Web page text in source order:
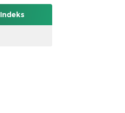
Indeks